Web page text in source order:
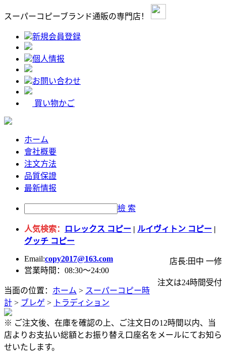
スーパーコピーブランド通販の専門店！
新規会員登録
個人情报
お問い合わせ
買い物かご
ホーム
會社概要
注文方法
品質保證
最新情报
檢 索
人気検索： ロレックス コピー | ルイヴィトン コピー |
グッチ コピー
Email:copy2017@163.com
店長:田中 一修
営業時間：08:30～24:00
注文は24時間受付
当面の位置： ホーム > スーパーコピー時
計 > ブレゲ > トラディション
※ ご注文後、在庫を確認の上、ご注文日の12時間以内、当
店よりお支払い総額とお振り替え口座名をメールにてお知ら
せいたします。